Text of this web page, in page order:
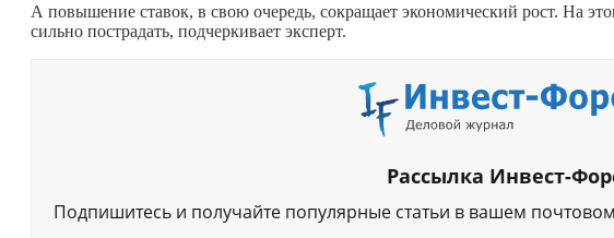
А повышение ставок, в свою очередь, сокращает экономический рост. На
сильно пострадать, подчеркивает эксперт.
Рассылка Инвест-
Подпишитесь и получайте популярные статьи в вашем